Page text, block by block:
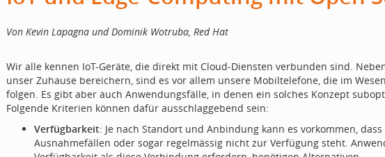
Von Kevin Lapagna und Dominik Wotruba, Red Hat
Wir alle kennen IoT-Geräte, die direkt mit Cloud-Diensten verbunden sind.
unser Zuhause bereichern, sind es vor allem unsere Mobiltelefone, die im
folgen. Es gibt aber auch Anwendungsfälle, in denen ein solches Konzept
Folgende Kriterien können dafür ausschlaggebend sein:
Verfügbarkeit: Je nach Standort und Anbindung kann es vorkommen,
Ausnahmefällen oder sogar regelmässig nicht zur Verfügung steht.